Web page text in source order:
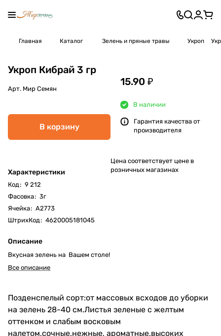
Главная Каталог Зелень и пряные травы Укроп
Укроп Кибрай 3 гр
Арт. Мир Семян
В корзину
Характеристики
Код: 9 212
Фасовка: 3г
Ячейка: А2773
ШтрихКод: 4620005181045
Описание
Вкусная зелень на Вашем столе!
Все описание
15.90 ₽
В наличии
Гарантия качества от
производителя
Цена соответствует цене в
розничных магазинах
Позденспелый сорт:от массовых всходов до уборки
на зелень 28-40 см.Листья зеленые с желтым
оттенком и слабым восковым
налетом,сочные,нежные, ароматные,высоких